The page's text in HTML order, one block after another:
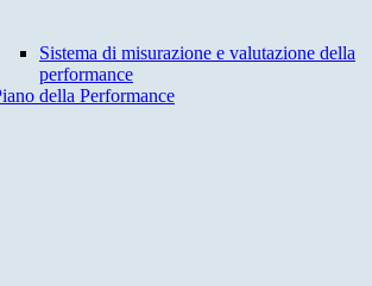
Sistema di misurazione e valutazione della
performance
della Performance